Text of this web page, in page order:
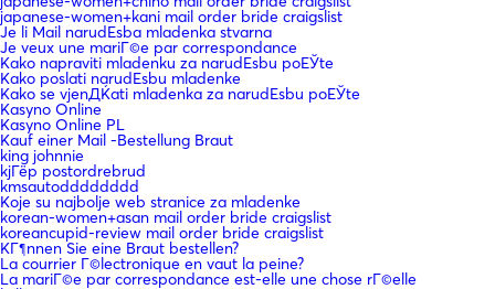
japanese-women+kani mail order bride craigslist
Je li Mail narudЕѕba mladenka stvarna
Je veux une mariГ©e par correspondance
Kako napraviti mladenku za narudЕѕbu poЕЎte
Kako poslati narudЕѕbu mladenke
Kako se vjenДЌati mladenka za narudЕѕbu poЕЎte
Kasyno Online
Kasyno Online PL
Kauf einer Mail -Bestellung Braut
king johnnie
kjГёp postordrebrud
kmsautodddddddd
Koje su najbolje web stranice za mladenke
korean-women+asan mail order bride craigslist
koreancupid-review mail order bride craigslist
KГ¶nnen Sie eine Braut bestellen?
La courrier Г©lectronique en vaut la peine?
La mariГ©e par correspondance est-elle une chose rГ©elle